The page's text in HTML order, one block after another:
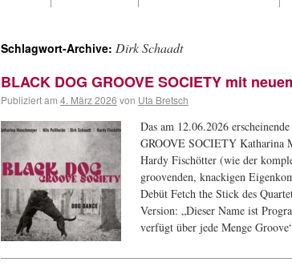
Schlagwort-Archive: Dirk Schaadt
BLACK DOG GROOVE SOCIETY mit
Publiziert am 4. März 2026 von Uta Bretsch
Das am 12.06.2026
GROOVE SOCIETY Katharina
Hardy Fischötter (wie der
groovenden, knackigen
Debüt Fetch the Stick des
Version: „Dieser Name ist
verfügt über jede Menge